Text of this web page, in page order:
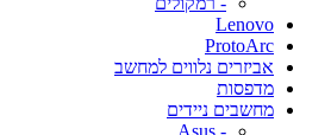
Lenovo
ProtoArc
אביזרים נלווים למחשב
מדפסות
מחשבים ניידים
- Asus